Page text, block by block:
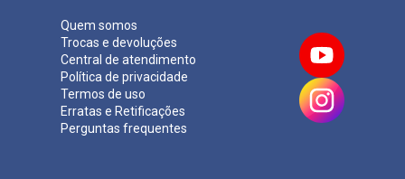
Quem somos
Trocas e devoluções
Central de atendimento
Política de privacidade
Termos de uso
Erratas e Retificações
Perguntas frequentes